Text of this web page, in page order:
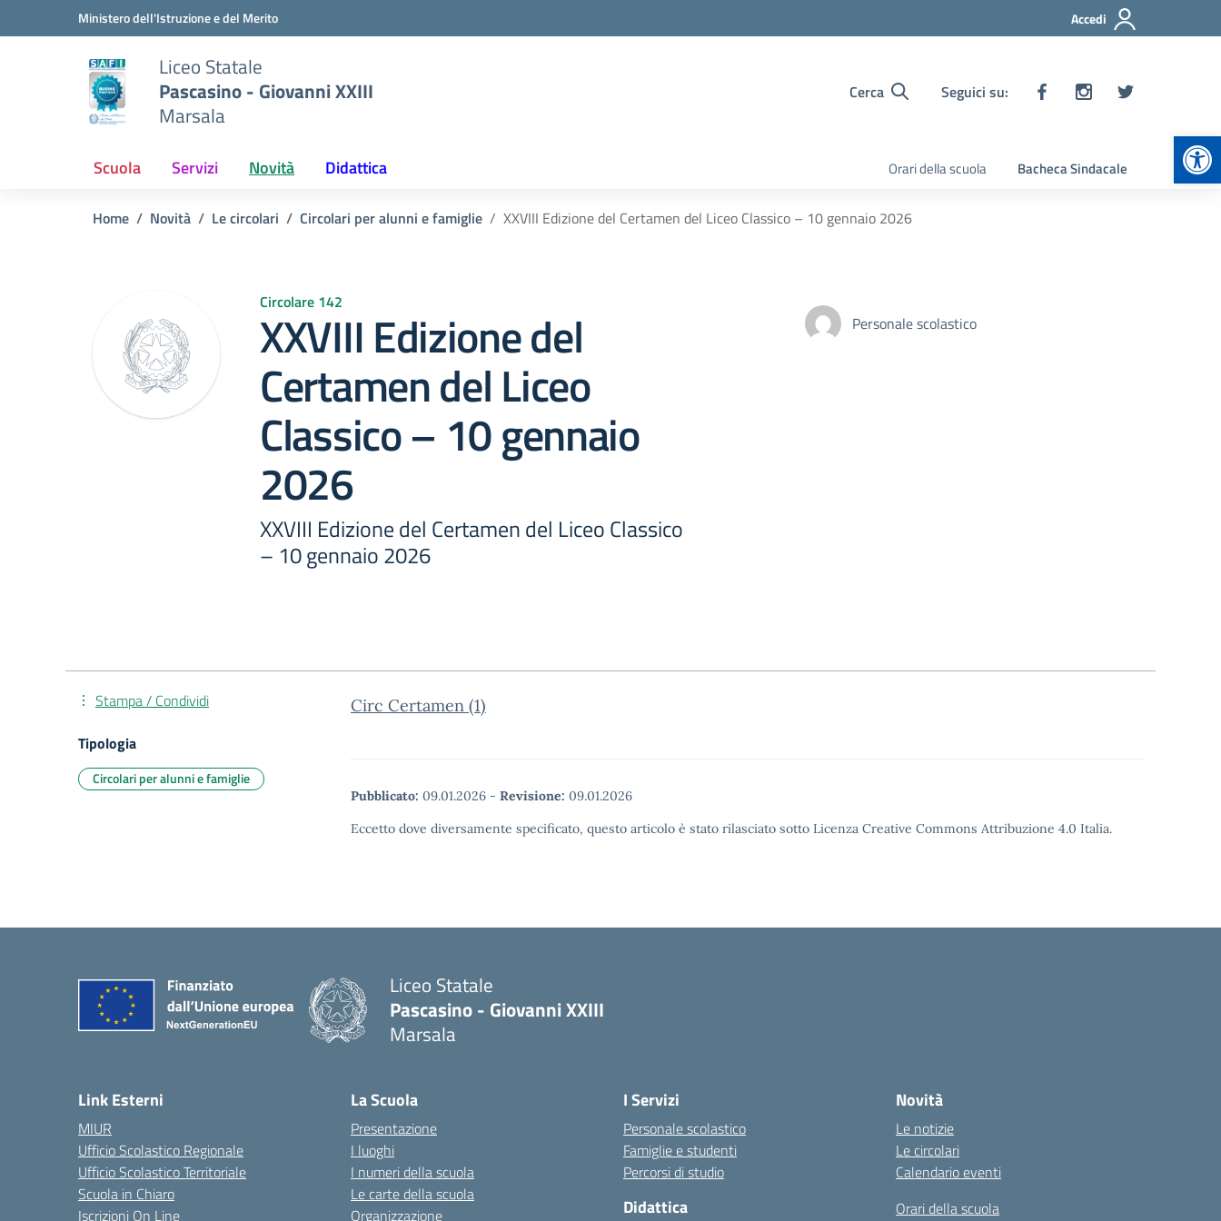
Vai ai contenuti
Vai al menu di navigazioneMinistero dell'Istruzione e del Merito Accedi
Liceo Statale
Pascasino - Giovanni XXIII
Marsala
Cerca Seguici su:
Scuola Servizi Novità Didattica Orari della scuola Bacheca Sindacale
Home Novità Le circolari Circolari per alunni e famiglie XXVIII Edizione del Certamen del Liceo Classico – 10 gennaio 2026
Circolare 142
XXVIII Edizione del
Certamen del Liceo
Classico – 10 gennaio
2026
XXVIII Edizione del Certamen del Liceo Classico
– 10 gennaio 2026
Personale scolastico
Circ Certamen (1)
Pubblicato: 09.01.2026 - Revisione: 09.01.2026
Eccetto dove diversamente specificato, questo articolo è stato rilasciato sotto Licenza Creative Commons Attribuzione 4.0 Italia.
Stampa / Condividi
Tipologia
Circolari per alunni e famiglie
Liceo Statale
Pascasino - Giovanni XXIII
Marsala
Link Esterni
MIUR
Ufficio Scolastico Regionale
Ufficio Scolastico Territoriale
Scuola in Chiaro
Iscrizioni On Line
La Scuola
Presentazione
I luoghi
I numeri della scuola
Le carte della scuola
Organizzazione
I Servizi
Personale scolastico
Famiglie e studenti
Percorsi di studio
Didattica
Novità
Le notizie
Le circolari
Calendario eventi
Orari della scuola